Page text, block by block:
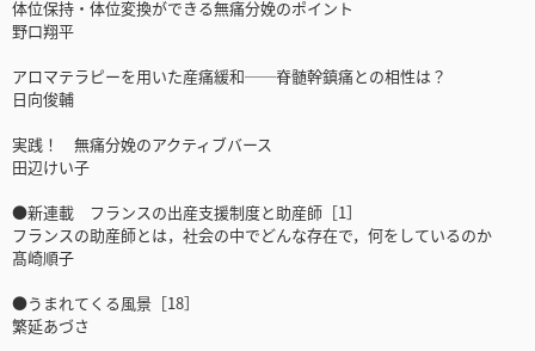
体位保持・体位変換ができる無痛分娩のポイント
野口翔平
アロマテラピーを用いた産痛緩和──脊髄幹鎮痛との相性は？
日向俊輔
実践！ 無痛分娩のアクティブバース
田辺けい子
●新連載 フランスの出産支援制度と助産師［1］
フランスの助産師とは，社会の中でどんな存在で，何をしているのか
髙崎順子
●うまれてくる風景［18］
繁延あづさ